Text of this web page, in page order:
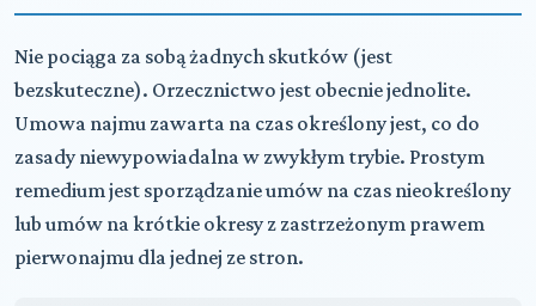
Nie pociąga za sobą żadnych skutków (jest
bezskuteczne). Orzecznictwo jest obecnie jednolite.
Umowa najmu zawarta na czas określony jest, co do
zasady niewypowiadalna w zwykłym trybie. Prostym
remedium jest sporządzanie umów na czas nieokreślony
lub umów na krótkie okresy z zastrzeżonym prawem
pierwonajmu dla jednej ze stron.